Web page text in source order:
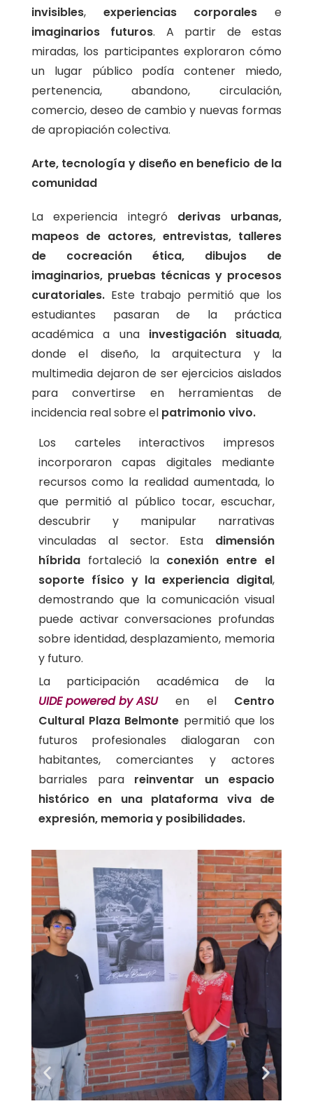
invisibles, experiencias corporales e
imaginarios futuros. A partir de estas
miradas, los participantes exploraron cómo
un lugar público podía contener miedo,
pertenencia, abandono, circulación,
comercio, deseo de cambio y nuevas formas
de apropiación colectiva.
Arte, tecnología y diseño en beneficio de la
comunidad
La experiencia integró derivas urbanas,
mapeos de actores, entrevistas, talleres
de cocreación ética, dibujos de
imaginarios, pruebas técnicas y procesos
curatoriales. Este trabajo permitió que los
estudiantes pasaran de la práctica
académica a una investigación situada,
donde el diseño, la arquitectura y la
multimedia dejaron de ser ejercicios aislados
para convertirse en herramientas de
incidencia real sobre el patrimonio vivo.
Los carteles interactivos impresos
incorporaron capas digitales mediante
recursos como la realidad aumentada, lo
que permitió al público tocar, escuchar,
descubrir y manipular narrativas
vinculadas al sector. Esta dimensión
híbrida fortaleció la conexión entre el
soporte físico y la experiencia digital,
demostrando que la comunicación visual
puede activar conversaciones profundas
sobre identidad, desplazamiento, memoria
y futuro.
La participación académica de la
UIDE powered by ASUen el Centro
Cultural Plaza Belmonte permitió que los
futuros profesionales dialogaran con
habitantes, comerciantes y actores
barriales para reinventar un espacio
histórico en una plataforma viva de
expresión, memoria y posibilidades.